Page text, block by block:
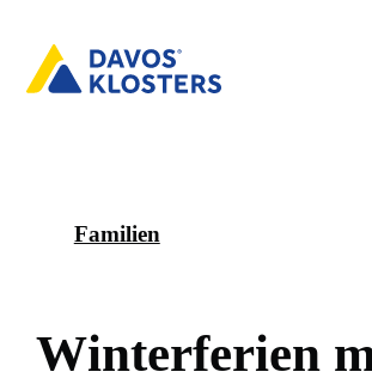
Familien
Winterferien